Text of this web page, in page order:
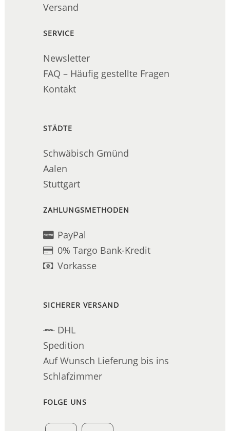
Versand
SERVICE
Newsletter
FAQ – Häufig gestellte Fragen
Kontakt
STÄDTE
Schwäbisch Gmünd
Aalen
Stuttgart
ZAHLUNGSMETHODEN
PayPal
0% Targo Bank-Kredit
Vorkasse
SICHERER VERSAND
DHL
Spedition
Auf Wunsch Lieferung bis ins
Schlafzimmer
FOLGE UNS